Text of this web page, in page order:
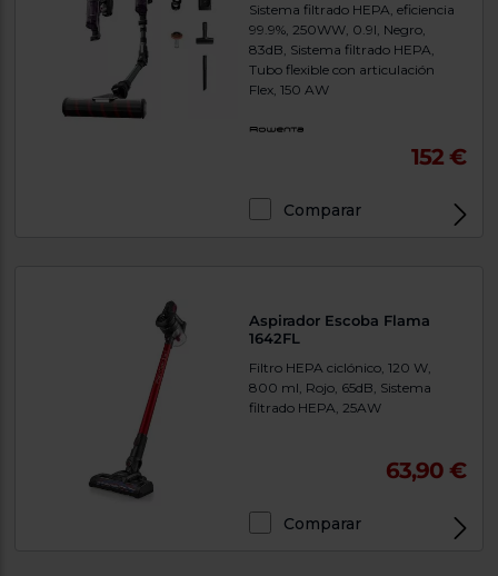
Sistema filtrado HEPA, eficiencia
99.9%, 250WW, 0.9l, Negro,
83dB, Sistema filtrado HEPA,
Tubo flexible con articulación
Flex, 150 AW
152 €
Comparar
Aspirador Escoba Flama
1642FL
Filtro HEPA ciclónico, 120 W,
800 ml, Rojo, 65dB, Sistema
filtrado HEPA, 25AW
63,90 €
Comparar